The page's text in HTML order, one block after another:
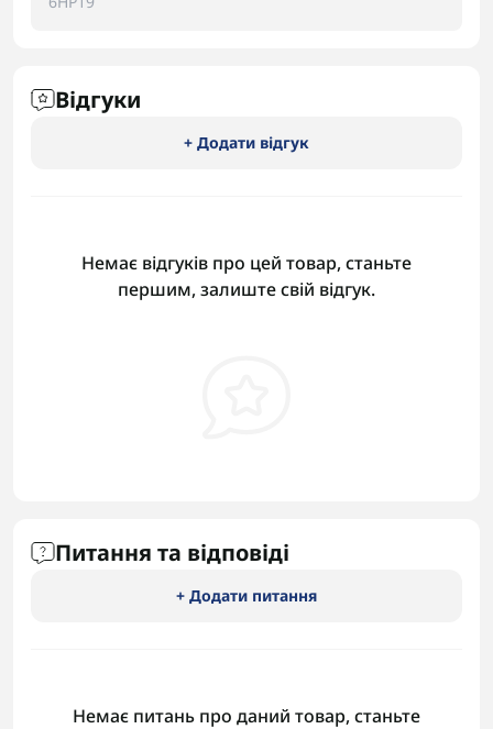
Відгуки
+ Додати відгук
Немає відгуків про цей товар, станьте
першим, залиште свій відгук.
Питання та відповіді
+ Додати питання
Немає питань про даний товар, станьте